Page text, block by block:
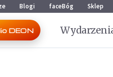
Blogi faceBóg Sklep
DEON